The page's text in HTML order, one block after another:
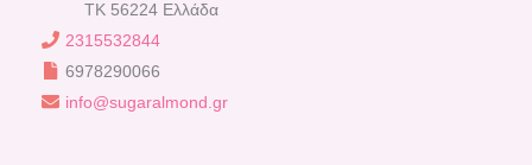
TK 56224 Ελλάδα
2315532844
6978290066
info@sugaralmond.gr